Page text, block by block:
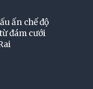
ấn chế độ
đám cưới